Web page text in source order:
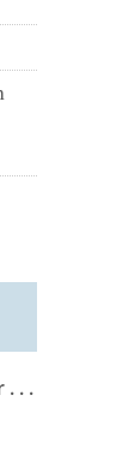
. . .